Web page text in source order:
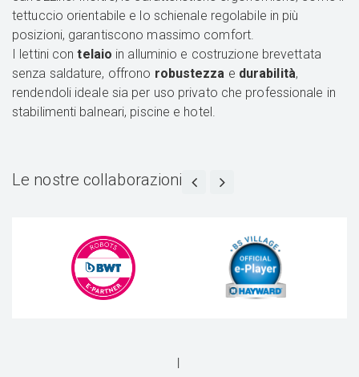
tettuccio orientabile e lo schienale regolabile in più
posizioni, garantiscono massimo comfort.
I lettini contelaio in alluminio e costruzione brevettata
senza saldature, offrono robustezza e durabilità,
rendendoli ideale sia per uso privato che professionale in
stabilimenti balneari, piscine e hotel.
Le nostre collaborazioni